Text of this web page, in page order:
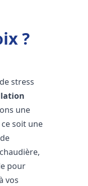
?
stress
une
soit une
pour
vos